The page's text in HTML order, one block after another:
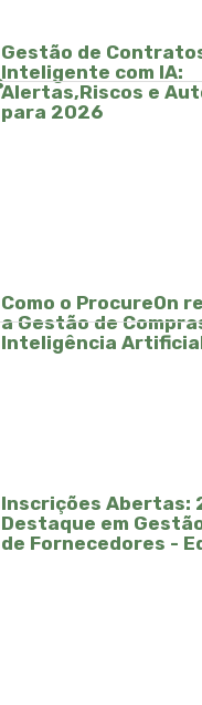
Gestão de
Inteligente com IA:
Alertas,Riscos e
para 2026
Como o ProcureOn
a Gestão de
Inteligência
Inscrições Abertas:
Destaque em
de Fornecedores -